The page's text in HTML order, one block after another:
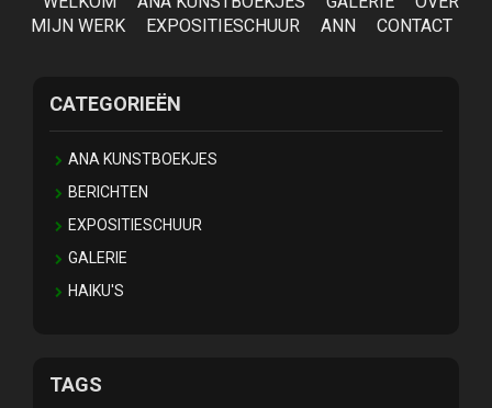
MIJN WERK
EXPOSITIESCHUUR ANN CONTACT
CATEGORIEËN
ANA KUNSTBOEKJES
BERICHTEN
EXPOSITIESCHUUR
GALERIE
HAIKU'S
TAGS